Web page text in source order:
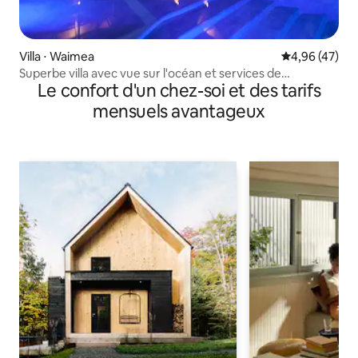
Villa ⋅ Waimea Évaluation
4,96 (47)
Superbe villa avec vue sur l'océan et services de
conciergerie
Le confort d'un chez-soi et des tarifs
mensuels avantageux